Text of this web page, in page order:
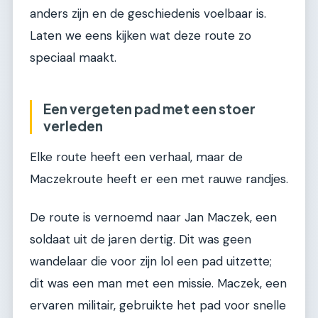
anders zijn en de geschiedenis voelbaar is.
Laten we eens kijken wat deze route zo
speciaal maakt.
Een vergeten pad met een stoer
verleden
Elke route heeft een verhaal, maar de
Maczekroute heeft er een met rauwe randjes.
De route is vernoemd naar Jan Maczek, een
soldaat uit de jaren dertig. Dit was geen
wandelaar die voor zijn lol een pad uitzette;
dit was een man met een missie. Maczek, een
ervaren militair, gebruikte het pad voor snelle